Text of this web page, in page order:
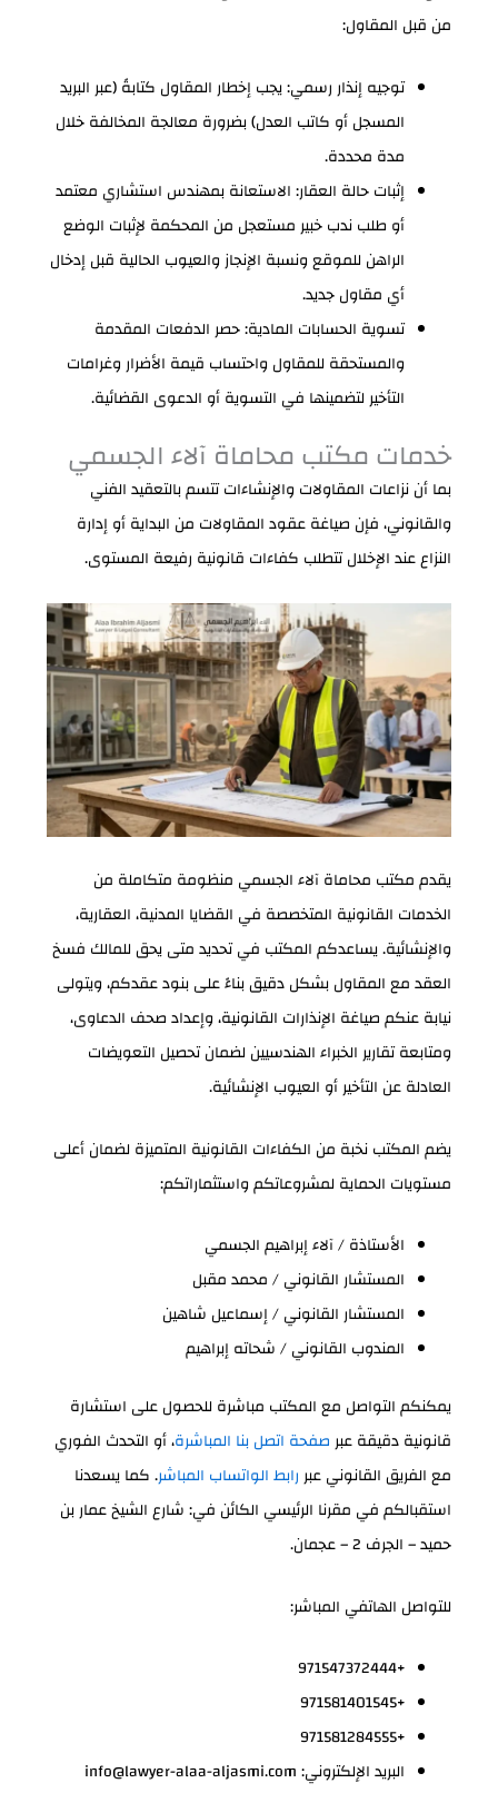
من قبل المقاول:
توجيه إنذار رسمي: يجب إخطار المقاول كتابةً (عبر البريد
المسجل أو كاتب العدل) بضرورة معالجة المخالفة خلال
مدة محددة.
إثبات حالة العقار: الاستعانة بمهندس استشاري معتمد
أو طلب ندب خبير مستعجل من المحكمة لإثبات الوضع
الراهن للموقع ونسبة الإنجاز والعيوب الحالية قبل إدخال
أي مقاول جديد.
تسوية الحسابات المادية: حصر الدفعات المقدمة
والمستحقة للمقاول واحتساب قيمة الأضرار وغرامات
التأخير لتضمينها في التسوية أو الدعوى القضائية.
خدمات مكتب محاماة آلاء الجسمي
بما أن نزاعات المقاولات والإنشاءات تتسم بالتعقيد الفني
والقانوني، فإن صياغة عقود المقاولات من البداية أو إدارة
النزاع عند الإخلال تتطلب كفاءات قانونية رفيعة المستوى.
يقدم مكتب محاماة آلاء الجسمي منظومة متكاملة من
الخدمات القانونية المتخصصة في القضايا المدنية، العقارية،
والإنشائية. يساعدكم المكتب في تحديد متى يحق للمالك فسخ
العقد مع المقاول بشكل دقيق بناءً على بنود عقدكم، ويتولى
نيابة عنكم صياغة الإنذارات القانونية، وإعداد صحف الدعاوى،
ومتابعة تقارير الخبراء الهندسيين لضمان تحصيل التعويضات
العادلة عن التأخير أو العيوب الإنشائية.
يضم المكتب نخبة من الكفاءات القانونية المتميزة لضمان أعلى
مستويات الحماية لمشروعاتكم واستثماراتكم:
الأستاذة / آلاء إبراهيم الجسمي
المستشار القانوني / محمد مقبل
المستشار القانوني / إسماعيل شاهين
المندوب القانوني / شحاته إبراهيم
يمكنكم التواصل مع المكتب مباشرة للحصول على استشارة
قانونية دقيقة عبرصفحة اتصل بنا المباشرة، أو التحدث الفوري
مع الفريق القانوني عبررابط الواتساب المباشر. كما يسعدنا
استقبالكم في مقرنا الرئيسي الكائن في: شارع الشيخ عمار بن
حميد – الجرف 2 – عجمان.
للتواصل الهاتفي المباشر:
+971547372444
+971581401545
+971581284555
البريد الإلكتروني: info@lawyer-alaa-aljasmi.com